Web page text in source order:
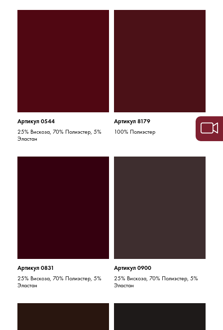
Артикул 0544
25% Вискоза, 70% Полиэстер, 5%
Эластан
Артикул 8179
100% Полиэстер
Артикул 0831
25% Вискоза, 70% Полиэстер, 5%
Эластан
Артикул 0900
25% Вискоза, 70% Полиэстер, 5%
Эластан